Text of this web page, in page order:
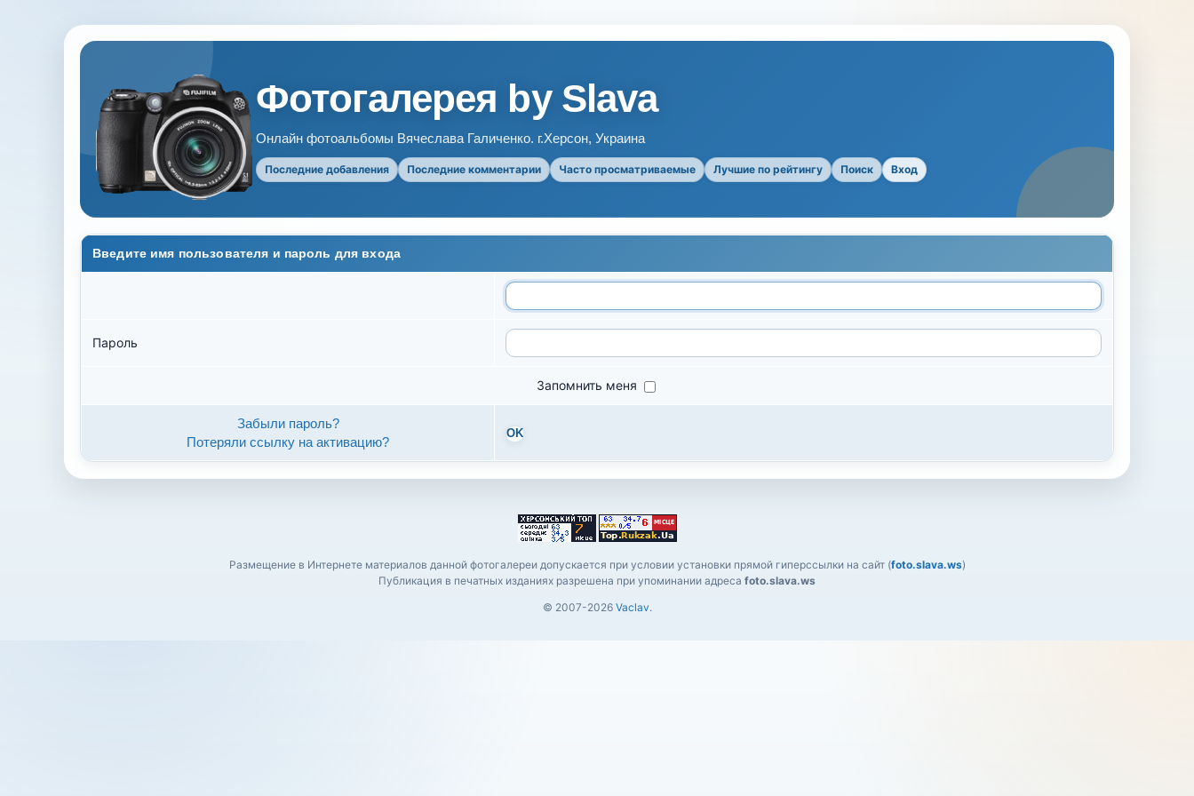
Фотогалерея by Slava
Онлайн фотоальбомы Вячеслава Галиченко. г.Херсон, Украина
Последние добавления Последние комментарии Часто просматриваемые Лучшие по рейтингу Поиск Вход
Введите имя пользователя и пароль для входа
Пароль
Запомнить меня
Забыли пароль?
Потеряли ссылку на активацию?
OK
Размещение в Интернете материалов данной фотогалереи допускается при условии установки прямой гиперссылки на сайт (foto.slava.ws)
Публикация в печатных изданиях разрешена при упоминании адреса foto.slava.ws
© 2007-2026 Vaclav.